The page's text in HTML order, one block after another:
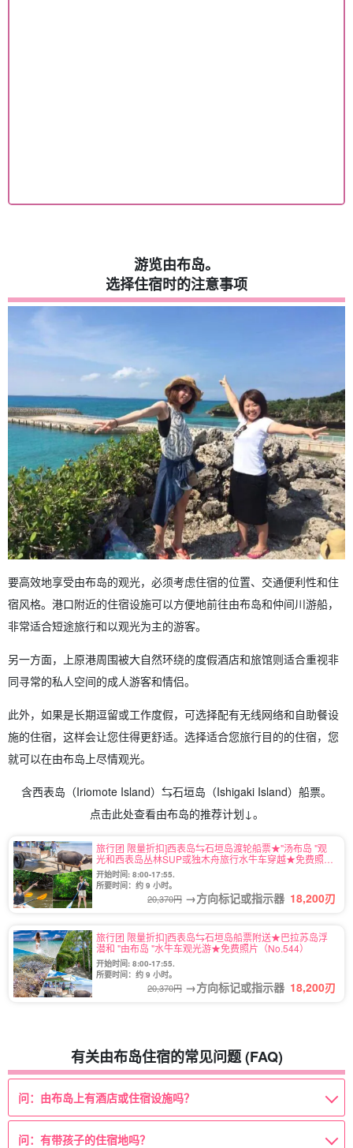
游览由布岛。
选择住宿时的注意事项
要高效地享受由布岛的观光，必须考虑住宿的位置、交通便利性和住
宿风格。港口附近的住宿设施可以方便地前往由布岛和仲间川游船，
非常适合短途旅行和以观光为主的游客。
另一方面，上原港周围被大自然环绕的度假酒店和旅馆则适合重视非
同寻常的私人空间的成人游客和情侣。
此外，如果是长期逗留或工作度假，可选择配有无线网络和自助餐设
施的住宿，这样会让您住得更舒适。选择适合您旅行目的的住宿，您
就可以在由布岛上尽情观光。
含西表岛（Iriomote Island）⇆石垣岛（Ishigaki Island）船票。
点击此处查看由布岛的推荐计划↓。
旅行团 限量折扣]西表岛⇆石垣岛渡轮船票★"汤布岛 "观
光和西表岛丛林SUP或独木舟旅行水牛车穿越★免费照片
（No.546）
开始时间: 8:00-17:55.
所要时间：约 9 小时。
20,370円 →方向标记或指示器 18,200刃
旅行团 限量折扣]西表岛⇆石垣岛船票附送★巴拉苏岛浮
潜和 "由布岛 "水牛车观光游★免费照片（No.544）
开始时间: 8:00-17:55.
所要时间：约 9 小时。
20,370円 →方向标记或指示器 18,200刃
有关由布岛住宿的常见问题 (FAQ)
问：由布岛上有酒店或住宿设施吗？
问：有带孩子的住宿地吗？